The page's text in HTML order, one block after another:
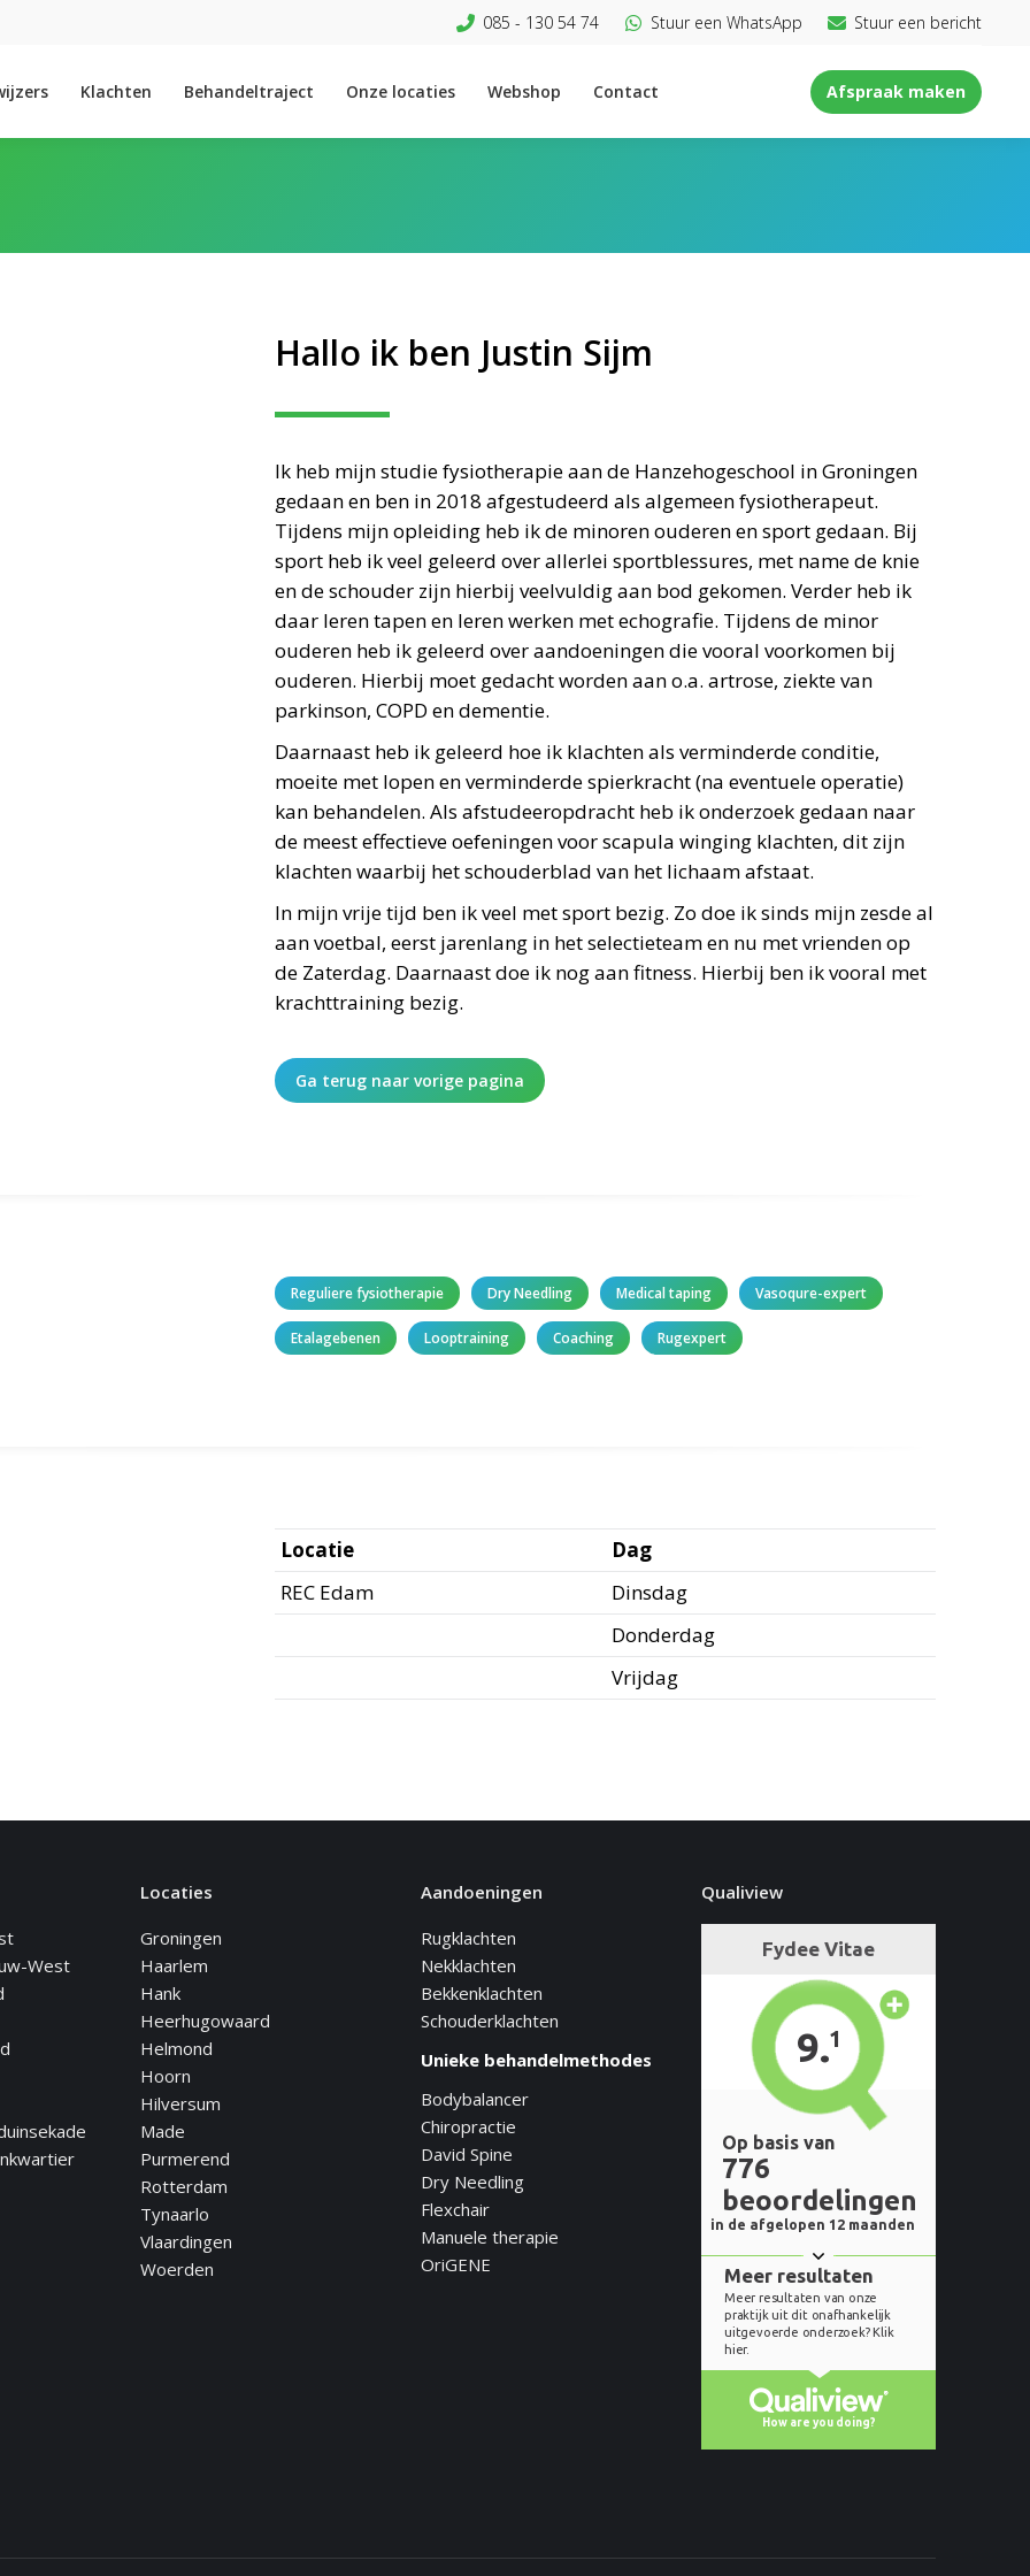
085 - 130 54 74 Stuur een WhatsApp Stuur een bericht
Klachten Behandeltraject Onze locaties Webshop Contact Afspraak maken
Hallo ik ben Justin Sijm
Ik heb mijn studie fysiotherapie aan de Hanzehogeschool in Groningen
gedaan en ben in 2018 afgestudeerd als algemeen fysiotherapeut.
Tijdens mijn opleiding heb ik de minoren ouderen en sport gedaan. Bij
sport heb ik veel geleerd over allerlei sportblessures, met name de knie
en de schouder zijn hierbij veelvuldig aan bod gekomen. Verder heb ik
daar leren tapen en leren werken met echografie. Tijdens de minor
ouderen heb ik geleerd over aandoeningen die vooral voorkomen bij
ouderen. Hierbij moet gedacht worden aan o.a. artrose, ziekte van
parkinson, COPD en dementie.
Daarnaast heb ik geleerd hoe ik klachten als verminderde conditie,
moeite met lopen en verminderde spierkracht (na eventuele operatie)
kan behandelen. Als afstudeeropdracht heb ik onderzoek gedaan naar
de meest effectieve oefeningen voor scapula winging klachten, dit zijn
klachten waarbij het schouderblad van het lichaam afstaat.
In mijn vrije tijd ben ik veel met sport bezig. Zo doe ik sinds mijn zesde al
aan voetbal, eerst jarenlang in het selectieteam en nu met vrienden op
de Zaterdag. Daarnaast doe ik nog aan fitness. Hierbij ben ik vooral met
krachttraining bezig.
Ga terug naar vorige pagina
Reguliere fysiotherapie Dry Needling Medical taping Vasoqure-expert
Etalagebenen Looptraining Coaching Rugexpert
Locatie
Dag
REC Edam
Dinsdag
Donderdag
Vrijdag
West
Locaties
Groningen
Haarlem
Hank
Heerhugowaard
Helmond
Hoorn
Hilversum
Made
Purmerend
Rotterdam
Tynaarlo
Vlaardingen
Woerden
Aandoeningen
Rugklachten
Nekklachten
Bekkenklachten
Schouderklachten
Unieke behandelmethodes
Bodybalancer
Chiropractie
David Spine
Dry Needling
Flexchair
Manuele therapie
OriGENE
Qualiview